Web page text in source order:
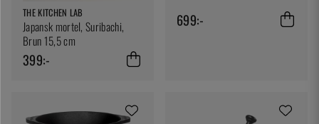
THE KITCHEN LAB
Japansk mortel, Suribachi,
Brun 15,5 cm
399:-
699:-